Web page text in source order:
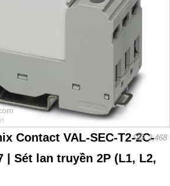
Contact VAL-SEC-T2-2C-
| Sét lan truyền 2P (L1, L2,
2,468